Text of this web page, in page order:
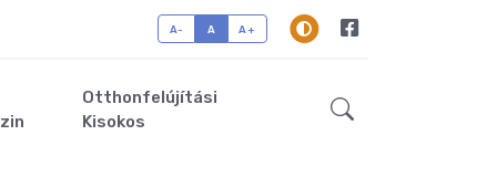
A- A A+
Otthonfelújítási
Kisokos